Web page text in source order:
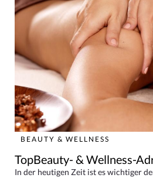
BEAUTY & WELLNESS
TopBeauty- & Wellness-
In der heutigen Zeit ist es wichtiger